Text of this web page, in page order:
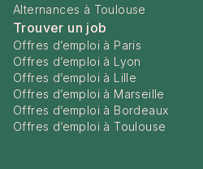
Alternances à Toulouse
Trouver un job
Offres d’emploi à Paris
Offres d’emploi à Lyon
Offres d’emploi à Lille
Offres d’emploi à Marseille
Offres d’emploi à Bordeaux
Offres d’emploi à Toulouse